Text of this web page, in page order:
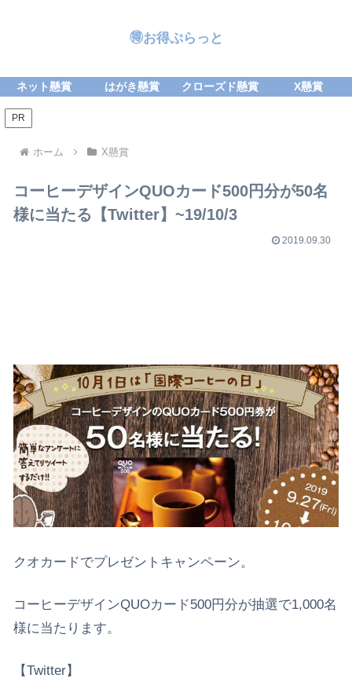
🉐お得ぷらっと
ネット懸賞 はがき懸賞 クローズド懸賞 X懸賞
PR
ホーム X懸賞
コーヒーデザインQUOカード500円分が50名
様に当たる【Twitter】~19/10/3
2019.09.30
クオカードでプレゼントキャンペーン。
コーヒーデザインQUOカード500円分が抽選で1,000名
様に当たります。
【Twitter】